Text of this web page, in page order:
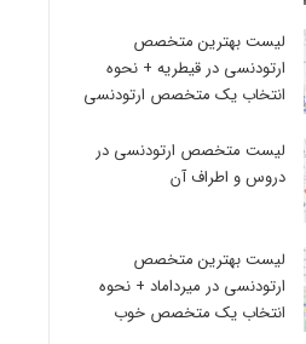
لیست بهترین متخصص
ارتودنسی در قیطریه + نحوه
انتخاب یک متخصص ارتودنسی
لیست متخصص ارتودنسی در
دروس و اطراف آن
لیست بهترین متخصص
ارتودنسی در میرداماد + نحوه
انتخاب یک متخصص خوب